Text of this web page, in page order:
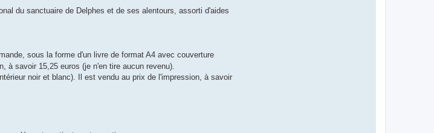
du sanctuaire de Delphes et de ses alentours, assorti d'aides
sous la forme d'un livre de format A4 avec couverture
à savoir 15,25 euros (je n'en tire aucun revenu).
noir et blanc). Il est vendu au prix de l'impression, à savoir